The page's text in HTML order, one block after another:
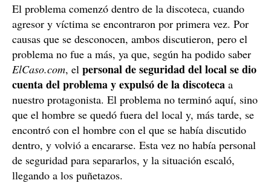
El problema comenzó dentro de la discoteca, cuando
agresor y víctima se encontraron por primera vez. Por
causas que se desconocen, ambos discutieron, pero el
problema no fue a más, ya que, según ha podido saber
ElCaso.com, el personal de seguridad del local se dio
cuenta del problema y expulsó de la discoteca a
nuestro protagonista. El problema no terminó aquí, sino
que el hombre se quedó fuera del local y, más tarde, se
encontró con el hombre con el que se había discutido
dentro, y volvió a encararse. Esta vez no había personal
de seguridad para separarlos, y la situación escaló,
llegando a los puñetazos.